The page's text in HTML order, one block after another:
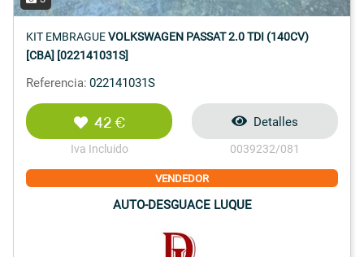
KIT EMBRAGUEVOLKSWAGEN PASSAT 2.0 TDI (140CV)
[CBA] [022141031S]
Referencia: 022141031S
42 €
Iva Incluido
Detalles
0039232/081
VENDEDOR
AUTO-DESGUACE LUQUE